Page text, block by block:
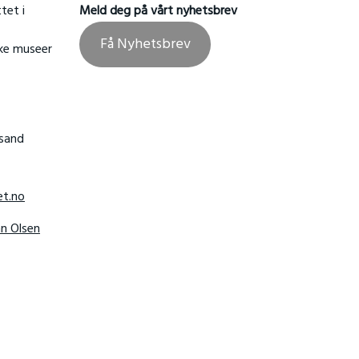
i
museer
Olsen
Meld deg på vårt nyhetsbrev
Få Nyhetsbrev